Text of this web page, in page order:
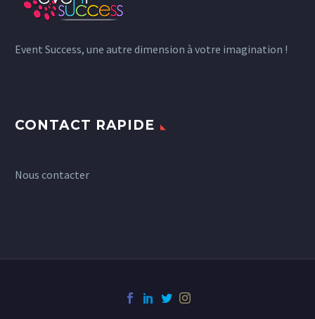
Event Success, une autre dimension à votre imagination !
CONTACT RAPIDE
Nous contacter